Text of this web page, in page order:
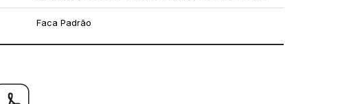
Faca Padrão
como utilizar os nossos gabaritos